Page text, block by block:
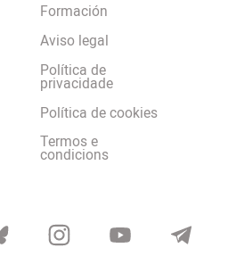
Formación
Aviso legal
Política de
privacidade
Política de cookies
Termos e
condicions